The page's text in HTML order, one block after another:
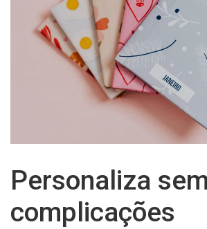
Personaliza sem
complicações